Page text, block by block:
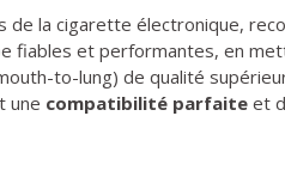
la cigarette électronique,
et performantes, en
to-lung) de qualité
une compatibilité parfaite et